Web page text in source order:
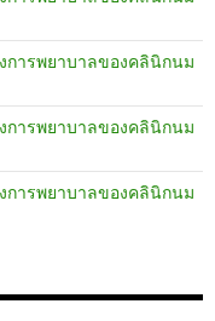
ารพยาบาลของคลินิกนม
ารพยาบาลของคลินิกนม
ารพยาบาลของคลินิกนม